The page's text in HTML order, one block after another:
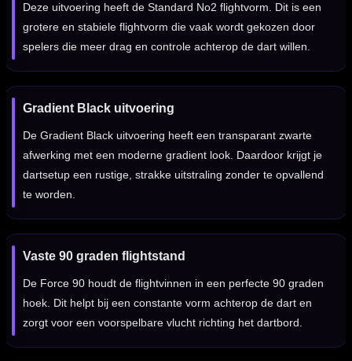
Deze uitvoering heeft de Standard No2 flightvorm. Dit is een
grotere en stabiele flightvorm die vaak wordt gekozen door
spelers die meer drag en controle achterop de dart willen.
Gradient Black uitvoering
De Gradient Black uitvoering heeft een transparant zwarte
afwerking met een moderne gradient look. Daardoor krijgt je
dartsetup een rustige, strakke uitstraling zonder te opvallend
te worden.
Vaste 90 graden flightstand
De Force 90 houdt de flightvinnen in een perfecte 90 graden
hoek. Dit helpt bij een constante vorm achterop de dart en
zorgt voor een voorspelbare vlucht richting het dartbord.